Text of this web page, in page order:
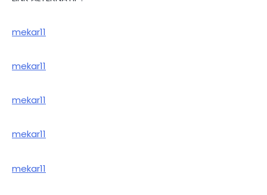
mekar11
mekar11
mekar11
mekar11
mekar11